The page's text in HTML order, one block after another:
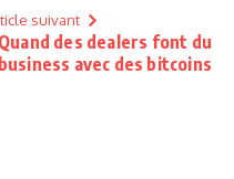
suivant
Quand des dealers font du
business avec des bitcoins